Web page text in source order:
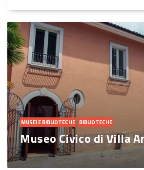
MUSEI E BIBLIOTECHE BIBLIOTECHE
Museo Civico di Villa